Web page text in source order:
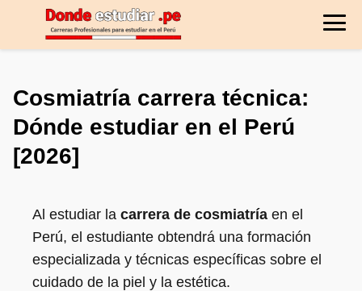
Cosmiatría carrera técnica:
Dónde estudiar en el Perú
[2026]
Al estudiar la carrera de cosmiatría en el
Perú, el estudiante obtendrá una formación
especializada y técnicas específicas sobre el
cuidado de la piel y la estética.